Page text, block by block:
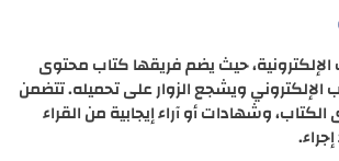
حيث يضم فريقها كتاب محتوى
ويشجع الزوار على تحميله. تتضمن
وشهادات أو آراء إيجابية من القراء